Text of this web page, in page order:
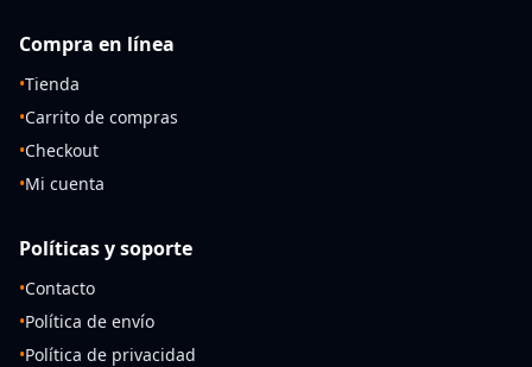
Compra en línea
•Tienda
•Carrito de compras
•Checkout
•Mi cuenta
Políticas y soporte
•Contacto
•Política de envío
•Política de privacidad